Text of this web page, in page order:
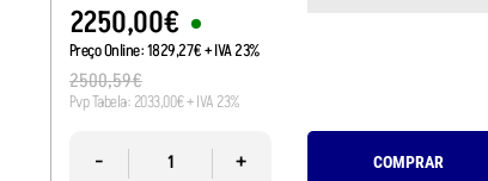
2250,00€
Preço Online:1829,27€+ IVA 23%
2500,59€
Pvp Tabela: 2033,00€+ IVA 23%
- + COMPRAR